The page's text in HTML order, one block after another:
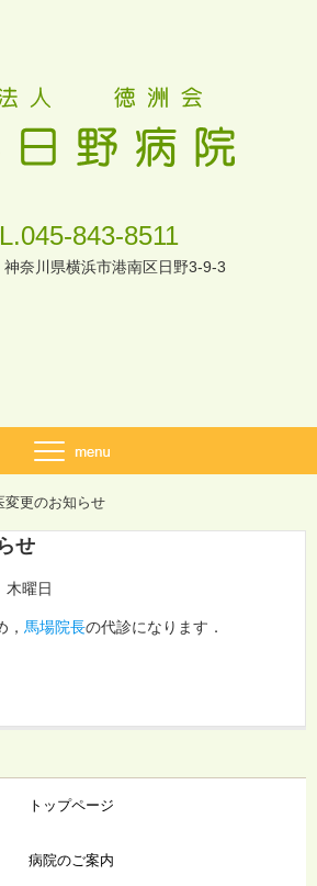
843-8511
奈川県横浜市港南区日野3-9-3
変更のお知らせ
せ
曜日
， 馬場院長の代診になります．
トップページ
病院のご案内